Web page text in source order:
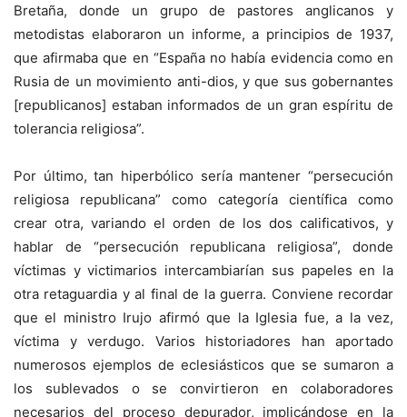
Bretaña, donde un grupo de pastores anglicanos y
metodistas elaboraron un informe, a principios de 1937,
que afirmaba que en “España no había evidencia como en
Rusia de un movimiento anti-dios, y que sus gobernantes
[republicanos] estaban informados de un gran espíritu de
tolerancia religiosa”.
Por último, tan hiperbólico sería mantener “persecución
religiosa republicana” como categoría científica como
crear otra, variando el orden de los dos calificativos, y
hablar de “persecución republicana religiosa”, donde
víctimas y victimarios intercambiarían sus papeles en la
otra retaguardia y al final de la guerra. Conviene recordar
que el ministro Irujo afirmó que la Iglesia fue, a la vez,
víctima y verdugo. Varios historiadores han aportado
numerosos ejemplos de eclesiásticos que se sumaron a
los sublevados o se convirtieron en colaboradores
necesarios del proceso depurador, implicándose en la